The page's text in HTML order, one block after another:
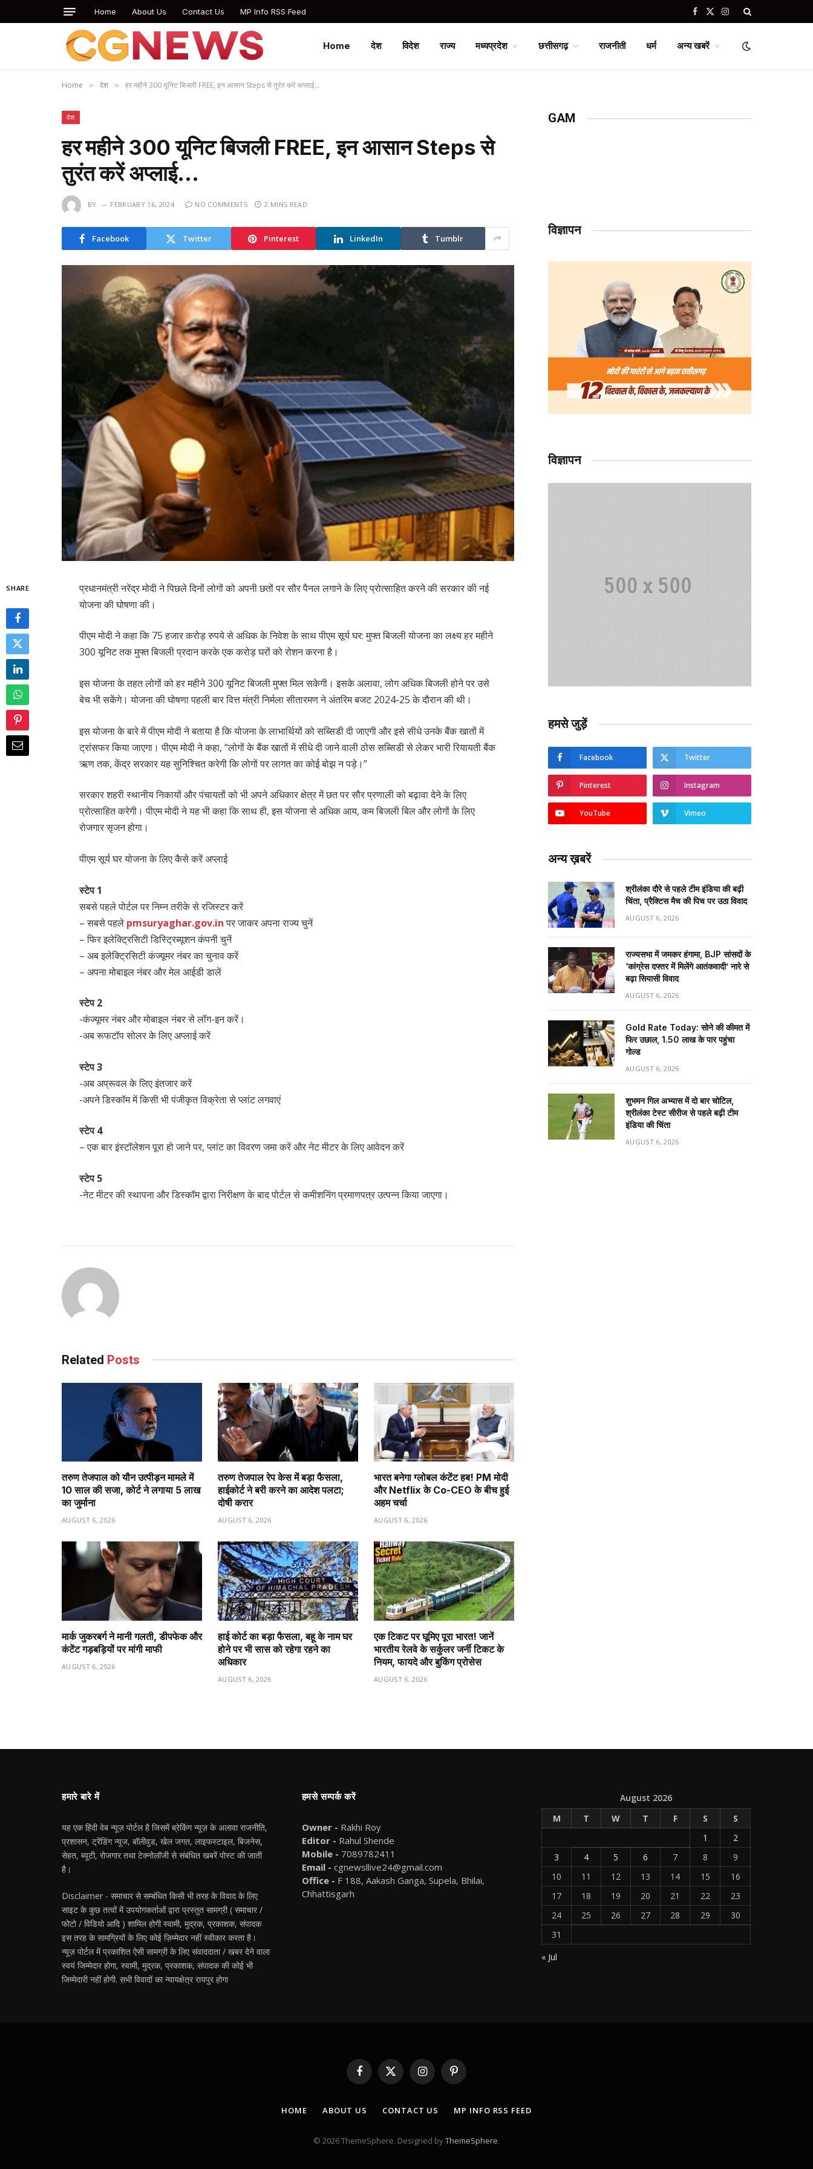
Home About Us Contact Us MP Info RSS Feed Facebook
X
Instagram
Home देश विदेश राज्य मध्यप्रदेश छत्तीसगढ़ राजनीती धर्म अन्य खबरें
Home » देश » हर महीने 300 यूनिट बिजली FREE, इन आसान Steps से तुरंत करें अप्लाई…
देश
हर महीने 300 यूनिट बिजली FREE, इन आसान Steps से
तुरंत करें अप्लाई…
BY FEBRUARY 16, 2024 NO COMMENTS 2 MINS READ
Facebook Twitter Pinterest LinkedIn Tumblr
SHARE
प्रधानमंत्री नरेंद्र मोदी ने पिछले दिनों लोगों को अपनी छतों पर सौर पैनल लगाने के लिए प्रोत्साहित करने की सरकार की नई
योजना की घोषणा की।
पीएम मोदी ने कहा कि 75 हजार करोड़ रुपये से अधिक के निवेश के साथ पीएम सूर्य घर: मुफ्त बिजली योजना का लक्ष्य हर महीने
300 यूनिट तक मुफ्त बिजली प्रदान करके एक करोड़ घरों को रोशन करना है।
इस योजना के तहत लोगों को हर महीने 300 यूनिट बिजली मुफ्त मिल सकेगी। इसके अलावा, लोग अधिक बिजली होने पर उसे
बेच भी सकेंगे। योजना की घोषणा पहली बार वित्त मंत्री निर्मला सीतारमण ने अंतरिम बजट 2024-25 के दौरान की थी।
इस योजना के बारे में पीएम मोदी ने बताया है कि योजना के लाभार्थियों को सब्सिडी दी जाएगी और इसे सीधे उनके बैंक खातों में
ट्रांसफर किया जाएगा। पीएम मोदी ने कहा, “लोगों के बैंक खातों में सीधे दी जाने वाली ठोस सब्सिडी से लेकर भारी रियायती बैंक
ऋण तक, केंद्र सरकार यह सुनिश्चित करेगी कि लोगों पर लागत का कोई बोझ न पड़े।”
सरकार शहरी स्थानीय निकायों और पंचायतों को भी अपने अधिकार क्षेत्र में छत पर सौर प्रणाली को बढ़ावा देने के लिए
प्रोत्साहित करेगी। पीएम मोदी ने यह भी कहा कि साथ ही, इस योजना से अधिक आय, कम बिजली बिल और लोगों के लिए
रोजगार सृजन होगा।
पीएम सूर्य घर योजना के लिए कैसे करें अप्लाई
स्टेप 1
सबसे पहले पोर्टल पर निम्न तरीके से रजिस्टर करें
– सबसे पहले pmsuryaghar.gov.inपर जाकर अपना राज्य चुनें
– फिर इलेक्ट्रिसिटी डिस्ट्रिब्यूशन कंपनी चुनें
– अब इलेक्ट्रिसिटी कंज्यूमर नंबर का चुनाव करें
– अपना मोबाइल नंबर और मेल आईडी डालें
स्टेप 2
-कंज्यूमर नंबर और मोबाइल नंबर से लॉग-इन करें।
-अब रूफटॉप सोलर के लिए अप्लाई करें
स्टेप 3
-अब अप्रूवल के लिए इंतजार करें
-अपने डिस्कॉम में किसी भी पंजीकृत विक्रेता से प्लांट लगवाएं
स्टेप 4
– एक बार इंस्टॉलेशन पूरा हो जाने पर, प्लांट का विवरण जमा करें और नेट मीटर के लिए आवेदन करें
स्टेप 5
-नेट मीटर की स्थापना और डिस्कॉम द्वारा निरीक्षण के बाद पोर्टल से कमीशनिंग प्रमाणपत्र उत्पन्न किया जाएगा।
Related Posts
तरुण तेजपाल को यौन उत्पीड़न मामले में
10 साल की सजा, कोर्ट ने लगाया ₹5 लाख
का जुर्माना
AUGUST 6, 2026
तरुण तेजपाल रेप केस में बड़ा फैसला,
हाईकोर्ट ने बरी करने का आदेश पलटा;
दोषी करार
AUGUST 6, 2026
भारत बनेगा ग्लोबल कंटेंट हब! PM मोदी
और Netflix के Co-CEO के बीच हुई
अहम चर्चा
AUGUST 6, 2026
मार्क जुकरबर्ग ने मानी गलती, डीपफेक और
कंटेंट गड़बड़ियों पर मांगी माफी
AUGUST 6, 2026
हाई कोर्ट का बड़ा फैसला, बहू के नाम घर
होने पर भी सास को रहेगा रहने का
अधिकार
AUGUST 6, 2026
एक टिकट पर घूमिए पूरा भारत! जानें
भारतीय रेलवे के सर्कुलर जर्नी टिकट के
नियम, फायदे और बुकिंग प्रोसेस
AUGUST 6, 2026
GAM
विज्ञापन
विज्ञापन
हमसे जुड़ें
Facebook Twitter
Pinterest Instagram
YouTube Vimeo
अन्य ख़बरें
श्रीलंका दौरे से पहले टीम इंडिया की बढ़ी
चिंता, प्रैक्टिस मैच की पिच पर उठा विवाद
AUGUST 6, 2026
राज्यसभा में जमकर हंगामा, BJP सांसदों के
‘कांग्रेस दफ्तर में मिलेंगे आतंकवादी’ नारे से
बढ़ा सियासी विवाद
AUGUST 6, 2026
Gold Rate Today: सोने की कीमत में
फिर उछाल, ₹1.50 लाख के पार पहुंचा
गोल्ड
AUGUST 6, 2026
शुभमन गिल अभ्यास में दो बार चोटिल,
श्रीलंका टेस्ट सीरीज से पहले बढ़ी टीम
इंडिया की चिंता
AUGUST 6, 2026
हमारे बारे में
यह एक हिंदी वेब न्यूज़ पोर्टल है जिसमें ब्रेकिंग न्यूज़ के अलावा राजनीति,
प्रशासन, ट्रेंडिंग न्यूज, बॉलीवुड, खेल जगत, लाइफस्टाइल, बिजनेस,
सेहत, ब्यूटी, रोजगार तथा टेक्नोलॉजी से संबंधित खबरें पोस्ट की जाती
है।
Disclaimer - समाचार से सम्बंधित किसी भी तरह के विवाद के लिए
साइट के कुछ तत्वों में उपयोगकर्ताओं द्वारा प्रस्तुत सामग्री ( समाचार /
फोटो / विडियो आदि ) शामिल होगी स्वामी, मुद्रक, प्रकाशक, संपादक
इस तरह के सामग्रियों के लिए कोई ज़िम्मेदार नहीं स्वीकार करता है।
न्यूज़ पोर्टल में प्रकाशित ऐसी सामग्री के लिए संवाददाता / खबर देने वाला
स्वयं जिम्मेदार होगा, स्वामी, मुद्रक, प्रकाशक, संपादक की कोई भी
जिम्मेदारी नहीं होगी. सभी विवादों का न्यायक्षेत्र रायपुर होगा
हमसे सम्पर्क करें
Owner - Rakhi Roy
Editor - Rahul Shende
Mobile - 7089782411
Email - cgnewsllive24@gmail.com
Office - F 188, Aakash Ganga, Supela, Bhilai,
Chhattisgarh
August 2026
M
T W T F S
S
1
2
3
4 5 6 7 8
9
10
11 12 13 14 15
16
17
18 19 20 21 22
23
24
25 26 27 28 29
30
31
« Jul
Facebook
X
(Twitter)
InstagramPinterest
HOME ABOUT US CONTACT US MP INFO RSS FEED
© 2026 ThemeSphere. Designed byThemeSphere.